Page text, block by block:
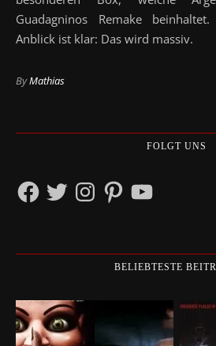
Guadagninos Remake
Anblick ist klar: Das wird massiv.
ByMathias
FOLGT UNS
Facebook
TwitterInstagramPinterestYouTube
BELIEBTESTE